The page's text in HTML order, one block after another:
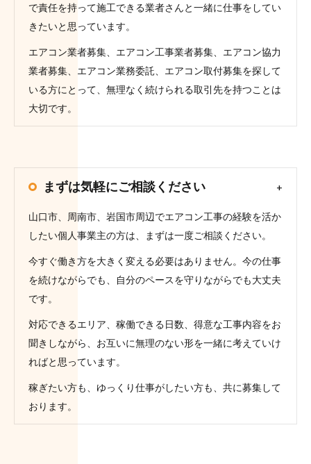
で責任を持って施工できる業者さんと一緒に仕事をしてい
きたいと思っています。
エアコン業者募集、エアコン工事業者募集、エアコン協力
業者募集、エアコン業務委託、エアコン取付募集を探して
いる方にとって、無理なく続けられる取引先を持つことは
大切です。
まずは気軽にご相談ください
山口市、周南市、岩国市周辺でエアコン工事の経験を活か
したい個人事業主の方は、まずは一度ご相談ください。
今すぐ働き方を大きく変える必要はありません。今の仕事
を続けながらでも、自分のペースを守りながらでも大丈夫
です。
対応できるエリア、稼働できる日数、得意な工事内容をお
聞きしながら、お互いに無理のない形を一緒に考えていけ
ればと思っています。
稼ぎたい方も、ゆっくり仕事がしたい方も、共に募集して
おります。